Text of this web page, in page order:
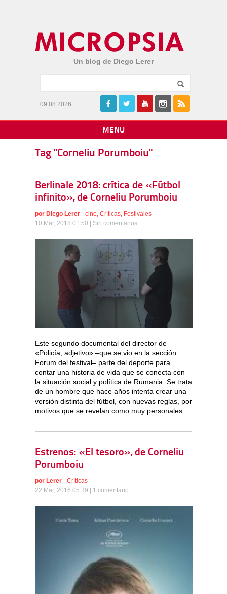
Un blog de Diego Lerer
09.08.2026
MENU
Tag "Corneliu Porumboiu"
Berlinale 2018: crítica de «Fútbol
infinito», de Corneliu Porumboiu
por Diego Lerer - cine, Críticas, Festivales
10 Mar, 2018 01:50 | Sin comentarios
Este segundo documental del director de
«Policía, adjetivo» –que se vio en la sección
Forum del festival– parte del deporte para
contar una historia de vida que se conecta con
la situación social y política de Rumania. Se trata
de un hombre que hace años intenta crear una
versión distinta del fútbol, con nuevas reglas, por
motivos que se revelan como muy personales.
Estrenos: «El tesoro», de Corneliu
Porumboiu
por Lerer - Críticas
22 Mar, 2016 05:39 | 1 comentario